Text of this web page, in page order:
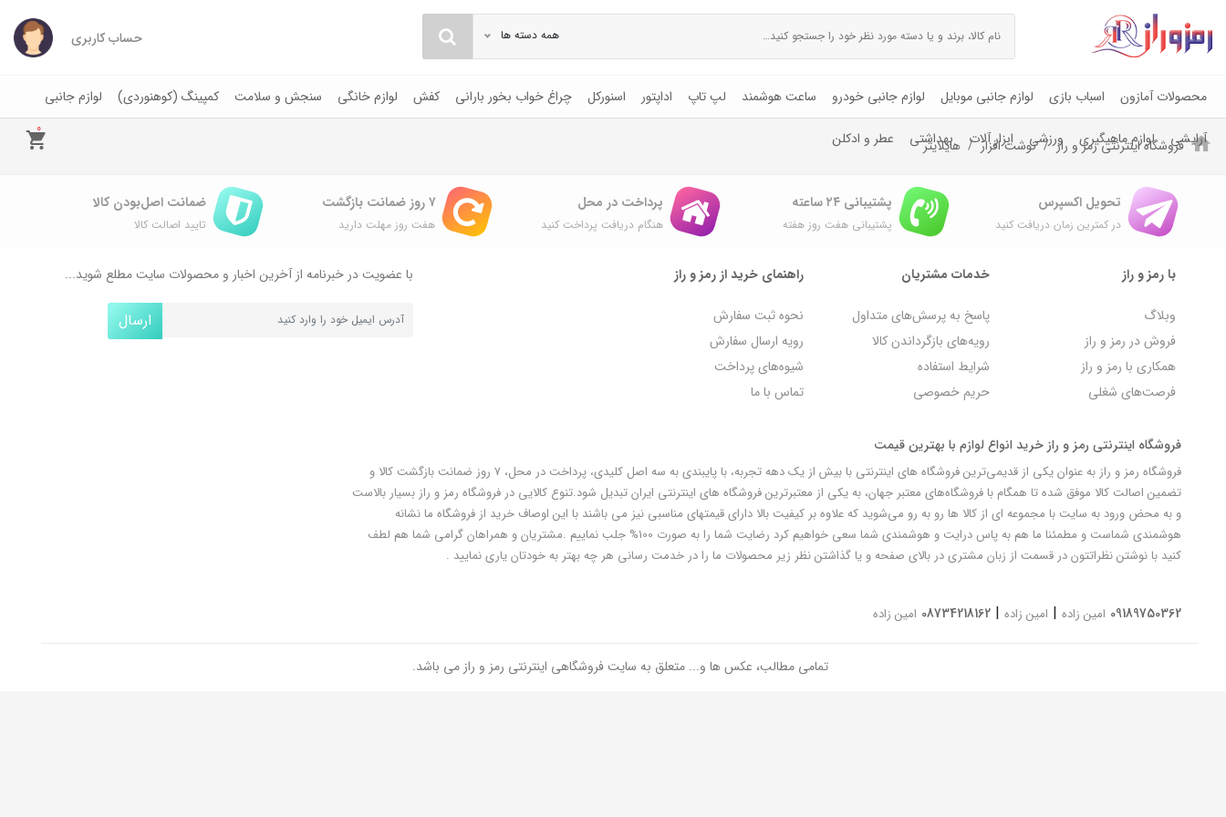
همه دسته ها حساب کاربری
محصولات آمازون اسباب بازی لوازم جانبی موبایل لوازم جانبی خودرو ساعت هوشمند لپ تاپ اداپتور اسنورکل چراغ خواب بخور بارانی کفش لوازم خانگی سنجش و سلامت کمپینگ (کوهنوردی) لوازم جانبی
آرایشی لوازم ماهیگیری ورزشی ابزار آلات بهداشتی عطر و ادکلن
0
فروشگاه اینترنتی رمز و راز نوشت افزار هایلایتر
تحویل اکسپرس
در کمترین زمان دریافت کنید
پشتیبانی ۲۴ ساعته
پشتیبانی هفت روز هفته
پرداخت در محل
هنگام دریافت پرداخت کنید
۷ روز ضمانت بازگشت
هفت روز مهلت دارید
ضمانت اصل‌بودن کالا
تایید اصالت کالا
با رمز و راز
وبلاگ
فروش در رمز و راز
همکاری با رمز و راز
فرصت‌های شغلی
خدمات مشتریان
پاسخ به پرسش‌های متداول
رویه‌های بازگرداندن کالا
شرایط استفاده
حریم خصوصی
راهنمای خرید از رمز و راز
نحوه ثبت سفارش
رویه ارسال سفارش
شیوه‌های پرداخت
تماس با ما
با عضویت در خبرنامه از آخرین اخبار و محصولات سایت مطلع شوید...
ارسال
فروشگاه اینترنتی رمز و راز خرید انواع لوازم با بهترین قیمت
فروشگاه رمز و راز به عنوان یکی از قدیمی‌ترین فروشگاه های اینترنتی با بیش از یک دهه تجربه، با پایبندی به سه اصل کلیدی، پرداخت در محل، 7 روز ضمانت بازگشت کالا و
تضمین اصالت کالا موفق شده تا همگام با فروشگاه‌های معتبر جهان، به یکی از معتبرترین فروشگاه های اینترنتی ایران تبدیل شود.تنوع کالایی در فروشگاه رمز و راز بسیار بالاست
و به محض ورود به سایت با مجموعه ای از کالا ها رو به رو می‌شوید که علاوه بر کیفیت بالا دارای قیمتهای مناسبی نیز می باشند با این اوصاف خرید از فروشگاه ما نشانه
هوشمندی شماست و مطمئنا ما هم به پاس درایت و هوشمندی شما سعی خواهیم کرد رضایت شما را به صورت 100% جلب نماییم .مشتریان و همراهان گرامی شما هم لطف
کنید با نوشتن نظراتتون در قسمت از زبان مشتری در بالای صفحه و یا گذاشتن نظر زیر محصولات ما را در خدمت رسانی هر چه بهتر به خودتان یاری نمایید .
09189750362 امین زاده | امین زاده |
08734218162 امین زاده
تمامی مطالب، عکس ها و... متعلق به سایت فروشگاهی اینترنتی رمز و راز می باشد.